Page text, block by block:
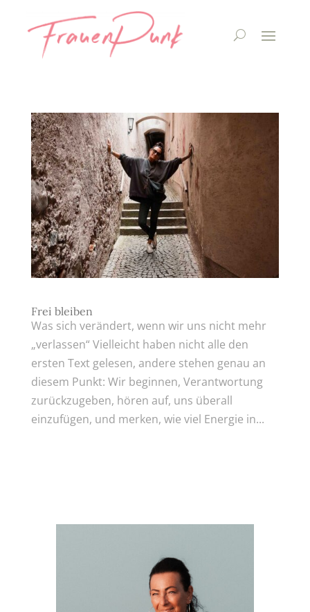
Frei bleiben
Was sich verändert, wenn wir uns nicht mehr
„verlassen“ Vielleicht haben nicht alle den
ersten Text gelesen, andere stehen genau an
diesem Punkt: Wir beginnen, Verantwortung
zurückzugeben, hören auf, uns überall
einzufügen, und merken, wie viel Energie in...